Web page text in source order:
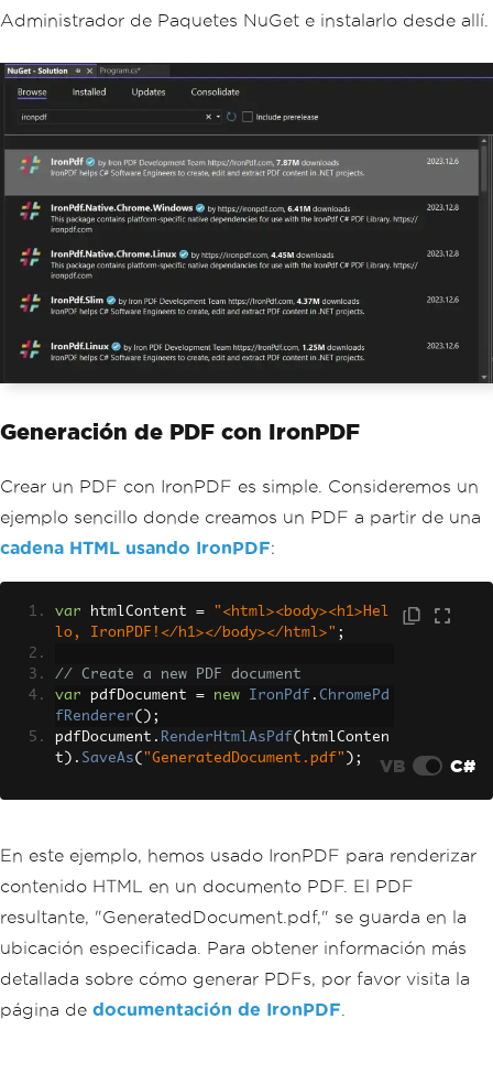
Administrador de Paquetes NuGet e instalarlo desde allí.
Generación de PDF con IronPDF
Crear un PDF con IronPDF es simple. Consideremos un
ejemplo sencillo donde creamos un PDF a partir de una
cadena HTML usando IronPDF:
var htmlContent =
"<html><body><h1>Hel
lo, IronPDF!</h1></body></html>" ;
// Create a new PDF document
var pdfDocument = new IronPdf . ChromePd
fRenderer();
pdfDocument . RenderHtmlAsPdf( htmlConten
t ). SaveAs( "GeneratedDocument.pdf" ); VB C#
En este ejemplo, hemos usado IronPDF para renderizar
contenido HTML en un documento PDF. El PDF
resultante, "GeneratedDocument.pdf," se guarda en la
ubicación especificada. Para obtener información más
detallada sobre cómo generar PDFs, por favor visita la
página de documentación de IronPDF